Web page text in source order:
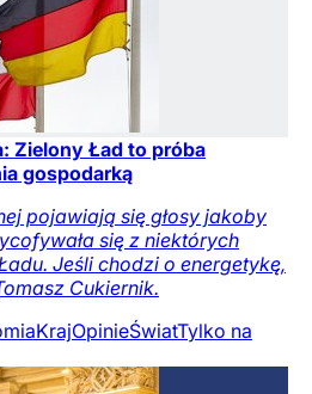
Zielony Ład to próba
gospodarką
pojawiają się głosy jakoby
się z niektórych
Jeśli chodzi o energetykę,
Cukiernik.
KrajOpinieŚwiatTylko na